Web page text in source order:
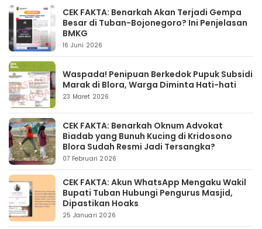
CEK FAKTA: Benarkah Akan Terjadi Gempa
Besar di Tuban-Bojonegoro? Ini Penjelasan
BMKG
16 Juni 2026
Waspada! Penipuan Berkedok Pupuk Subsidi
Marak di Blora, Warga Diminta Hati-hati
23 Maret 2026
CEK FAKTA: Benarkah Oknum Advokat
Biadab yang Bunuh Kucing di Kridosono
Blora Sudah Resmi Jadi Tersangka?
07 Februari 2026
CEK FAKTA: Akun WhatsApp Mengaku Wakil
Bupati Tuban Hubungi Pengurus Masjid,
Dipastikan Hoaks
25 Januari 2026